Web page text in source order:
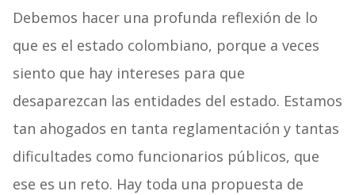
Debemos hacer una profunda reflexión de lo
que es el estado colombiano, porque a veces
siento que hay intereses para que
desaparezcan las entidades del estado. Estamos
tan ahogados en tanta reglamentación y tantas
dificultades como funcionarios públicos, que
ese es un reto. Hay toda una propuesta de